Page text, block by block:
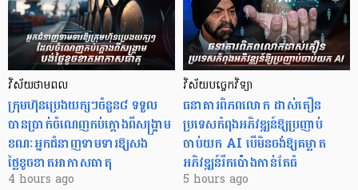
វិស័យថាមពល
ក្រុមហ៊ុនប្រេងយក្សៗចំនួន៨ ទទួល
បានប្រាក់ចំណេញកប់ក្តោងពីសង្គ្រាម
ខណៈអ្នកជំនាញទាមទារឱ្យសង
ថ្លៃខូចខាតអាកាសធាតុ
4 hours ago
វិស័យបច្ចេកវិទ្យា
ធនាគារពិភពលោក ដាស់តឿន
ប្រទេសកំពុងអភិវឌ្ឍន៍ឱ្យប្រញាប់
ចាប់យក AI បើមិនចង់ឱ្យគម្លាត
អភិវឌ្ឍន៍រីកប៉ោងកាន់តែធំ
5 hours ago